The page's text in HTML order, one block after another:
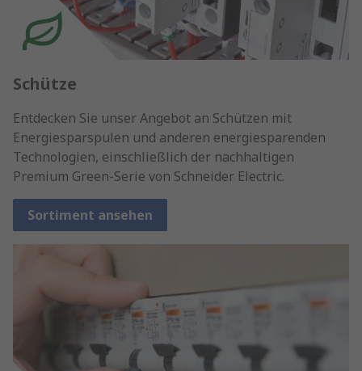
Schütze
Entdecken Sie unser Angebot an Schützen mit
Energiesparspulen und anderen energiesparenden
Technologien, einschließlich der nachhaltigen
Premium Green-Serie von Schneider Electric.
Sortiment ansehen